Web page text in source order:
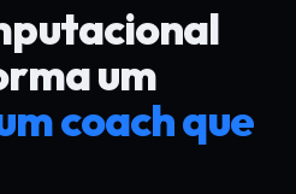
um
coach que